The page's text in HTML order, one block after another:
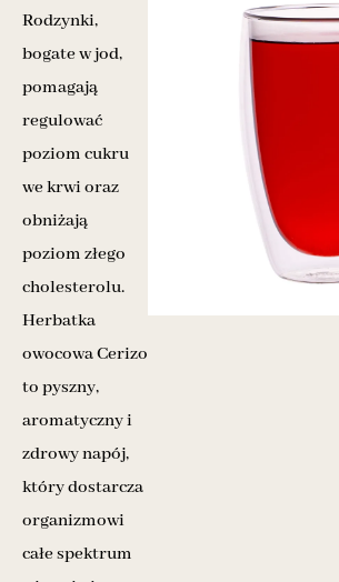
Rodzynki,
bogate w jod,
pomagają
regulować
poziom cukru
we krwi oraz
obniżają
poziom złego
cholesterolu.
Herbatka
owocowa Cerizo
to pyszny,
aromatyczny i
zdrowy napój,
który dostarcza
organizmowi
całe spektrum